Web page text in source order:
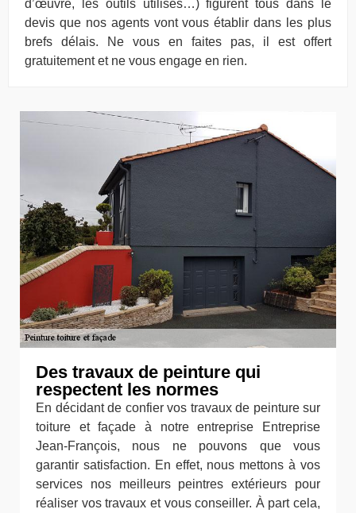
d’œuvre, les outils utilisés…) figurent tous dans le
devis que nos agents vont vous établir dans les plus
brefs délais. Ne vous en faites pas, il est offert
gratuitement et ne vous engage en rien.
Des travaux de peinture qui
respectent les normes
En décidant de confier vos travaux de peinture sur
toiture et façade à notre entreprise Entreprise
Jean-François, nous ne pouvons que vous
garantir satisfaction. En effet, nous mettons à vos
services nos meilleurs peintres extérieurs pour
réaliser vos travaux et vous conseiller. À part cela,